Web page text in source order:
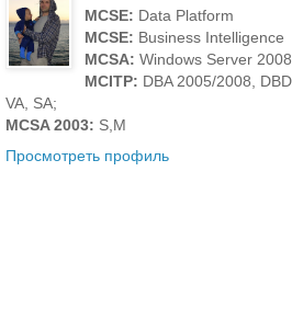
MCSE: Data Platform
MCSE: Business Intelligence
MCSA: Windows Server
MCITP: DBA 2005/2008,
VA, SA;
MCSA 2003: S,M
Просмотреть профиль